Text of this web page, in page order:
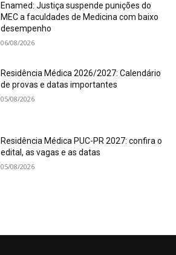
Enamed: Justiça suspende punições do
MEC a faculdades de Medicina com baixo
desempenho
06/08/2026
Residência Médica 2026/2027: Calendário
de provas e datas importantes
05/08/2026
Residência Médica PUC-PR 2027: confira o
edital, as vagas e as datas
05/08/2026